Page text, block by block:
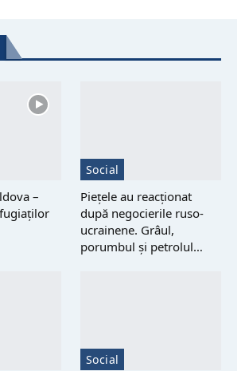
–
Social
Piețele au reacționat
după negocierile ruso-
ucrainene. Grâul,
porumbul și petrolul…
Social